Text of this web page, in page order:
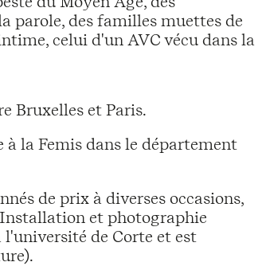
parole, des familles muettes de
celui d'un AVC vécu dans la
Bruxelles et Paris.
à la Femis dans le département
de prix à diverses occasions,
et photographie
de Corte et est